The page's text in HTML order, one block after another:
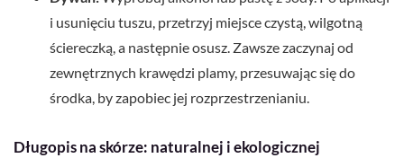
i usunięciu tuszu, przetrzyj miejsce czystą, wilgotną
ściereczką, a następnie osusz. Zawsze zaczynaj od
zewnętrznych krawędzi plamy, przesuwając się do
środka, by zapobiec jej rozprzestrzenianiu.
Długopis na skórze: naturalnej i ekologicznej